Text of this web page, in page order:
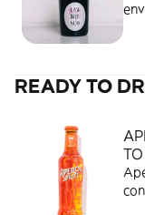
READY TO